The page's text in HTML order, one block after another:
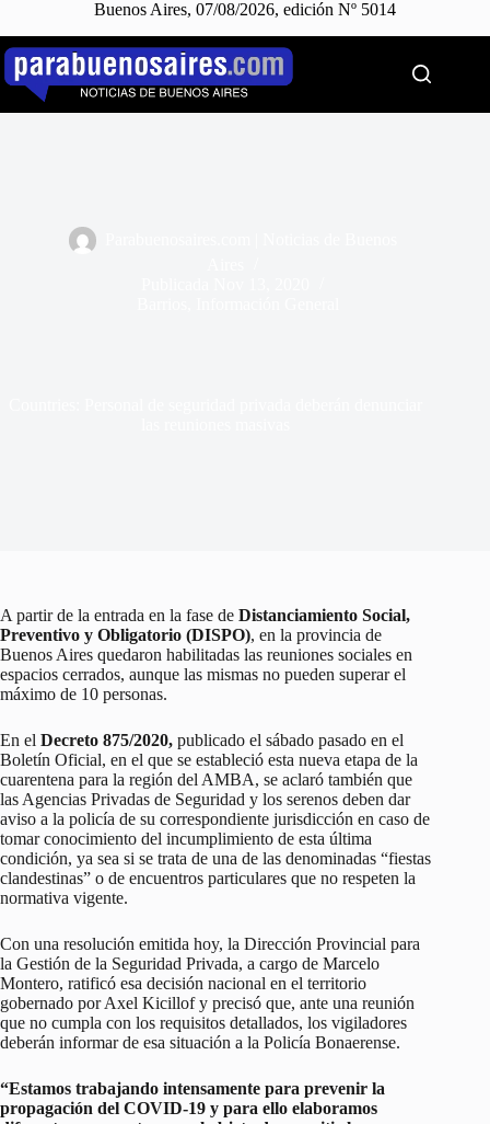
Buenos Aires, 07/08/2026, edición Nº 5014
Saltar
contenido
A partir de la entrada en la fase de Distanciamiento Social,
Preventivo y Obligatorio (DISPO), en la provincia de
Buenos Aires quedaron habilitadas las reuniones sociales en
espacios cerrados, aunque las mismas no pueden superar el
máximo de 10 personas.
En el Decreto 875/2020, publicado el sábado pasado en el
Boletín Oficial, en el que se estableció esta nueva etapa de la
cuarentena para la región del AMBA, se aclaró también que
las Agencias Privadas de Seguridad y los serenos deben dar
aviso a la policía de su correspondiente jurisdicción en caso de
tomar conocimiento del incumplimiento de esta última
condición, ya sea si se trata de una de las denominadas “fiestas
clandestinas” o de encuentros particulares que no respeten la
normativa vigente.
Con una resolución emitida hoy, la Dirección Provincial para
la Gestión de la Seguridad Privada, a cargo de Marcelo
Montero, ratificó esa decisión nacional en el territorio
gobernado por Axel Kicillof y precisó que, ante una reunión
que no cumpla con los requisitos detallados, los vigiladores
deberán informar de esa situación a la Policía Bonaerense.
“Estamos trabajando intensamente para prevenir la
propagación del COVID-19 y para ello elaboramos